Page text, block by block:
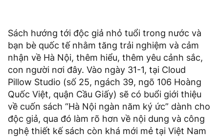
Sách hướng tới độc giả nhỏ tuổi trong nước và
bạn bè quốc tế nhằm tăng trải nghiệm và cảm
nhận về Hà Nội, thêm hiểu, thêm yêu cảnh sắc,
con người nơi đây. Vào ngày 31-1, tại Cloud
Pillow Studio (số 25, ngách 39, ngõ 106 Hoàng
Quốc Việt, quận Cầu Giấy) sẽ có buổi giới thiệu
về cuốn sách “Hà Nội ngàn năm ký ức” dành cho
độc giả, qua đó làm rõ hơn về nội dung và công
nghệ thiết kế sách còn khá mới mẻ tại Việt Nam